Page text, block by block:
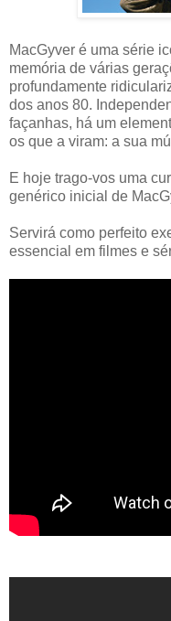
MacGyver é uma série
memória de várias
profundamente
dos anos 80.
façanhas, há um
os que a viram: a sua
E hoje trago-vos uma
genérico inicial de
Servirá como perfeito
essencial em filmes e